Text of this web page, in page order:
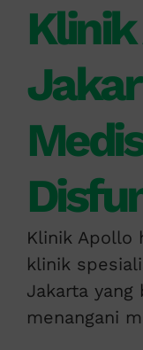
Klinik Apollo
klinik
Jakarta yang
menangani